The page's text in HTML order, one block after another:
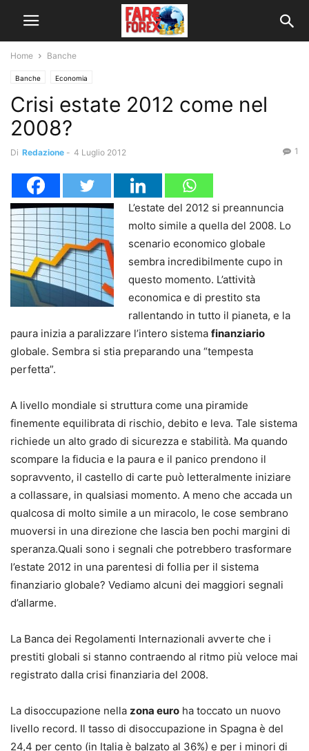
Home Banche
Banche Economia
Crisi estate 2012 come nel
2008?
Di Redazione - 4 Luglio 2012 1
L’estate del 2012 si preannuncia
molto simile a quella del 2008. Lo
scenario economico globale
sembra incredibilmente cupo in
questo momento. L’attività
economica e di prestito sta
rallentando in tutto il pianeta, e la
paura inizia a paralizzare l’intero sistema finanziario
globale. Sembra si stia preparando una “tempesta
perfetta”.
A livello mondiale si struttura come una piramide
finemente equilibrata di rischio, debito e leva. Tale sistema
richiede un alto grado di sicurezza e stabilità. Ma quando
scompare la fiducia e la paura e il panico prendono il
sopravvento, il castello di carte può letteralmente iniziare
a collassare, in qualsiasi momento. A meno che accada un
qualcosa di molto simile a un miracolo, le cose sembrano
muoversi in una direzione che lascia ben pochi margini di
speranza.Quali sono i segnali che potrebbero trasformare
l’estate 2012 in una parentesi di follia per il sistema
finanziario globale? Vediamo alcuni dei maggiori segnali
d’allarme.
La Banca dei Regolamenti Internazionali avverte che i
prestiti globali si stanno contraendo al ritmo più veloce mai
registrato dalla crisi finanziaria del 2008.
La disoccupazione nella zona euro ha toccato un nuovo
livello record. Il tasso di disoccupazione in Spagna è del
24,4 per cento (in Italia è balzato al 36%) e per i minori di